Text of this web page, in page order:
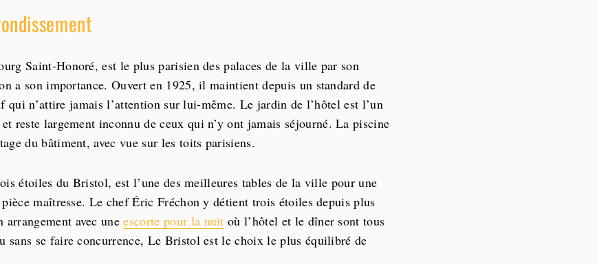
Saint-Honoré, est le plus parisien des palaces de la ville par son
a son importance. Ouvert en 1925, il maintient depuis un standard de
qui n’attire jamais l’attention sur lui-même. Le jardin de l’hôtel est l’un
reste largement inconnu de ceux qui n’y ont jamais séjourné. La piscine
du bâtiment, avec vue sur les toits parisiens.
étoiles du Bristol, est l’une des meilleures tables de la ville pour une
maîtresse. Le chef Éric Fréchon y détient trois étoiles depuis plus
arrangement avec uneescorte pour la nuit où l’hôtel et le dîner sont tous
sans se faire concurrence, Le Bristol est le choix le plus équilibré de